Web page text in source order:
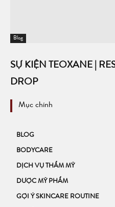
Blog
SỰ KIỆN TEOXANE |
DROP
Mục chính
BLOG
BODYCARE
DỊCH VỤ THẨM MỸ
DƯỢC MỸ PHẨM
GỢI Ý SKINCARE ROUTINE